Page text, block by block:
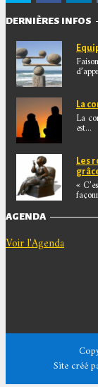
DERNIÈRES INFOS
La
La
est...
Les
«
AGENDA
Voir l'Agenda
Site créé